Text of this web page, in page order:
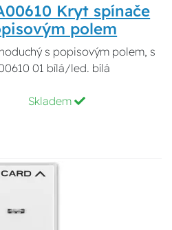
Kryt spínače
polem
s popisovým polem, s
01 bílá/led. bílá
Skladem